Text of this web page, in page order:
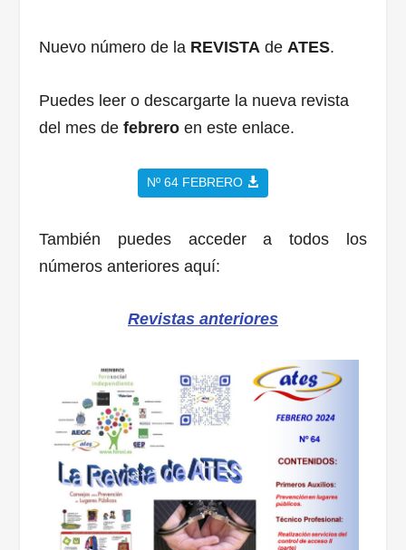
Nuevo número de la REVISTAde ATES.
Puedes leer o descargarte la nueva revista
del mes de febreroen este enlace.
Nº 64 FEBRERO
También puedes acceder a todos los
números anteriores aquí:
Revistas anteriores